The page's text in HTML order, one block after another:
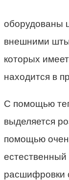
оборудованы
внешними
которых
находится в
С помощью
выделяется
помощью
расшифровки